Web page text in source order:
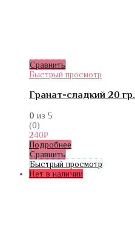
Сравнить
Быстрый просмотр
Гранат-сладкий 20 гр.
0 из 5
(0)
240₽
Подробнее
Сравнить
Быстрый просмотр
Нет в наличии